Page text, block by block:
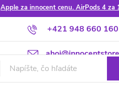
Apple za innocent cenu. AirPods 4 za
+421 948 660 160
Poradňa Apple návody a tipy